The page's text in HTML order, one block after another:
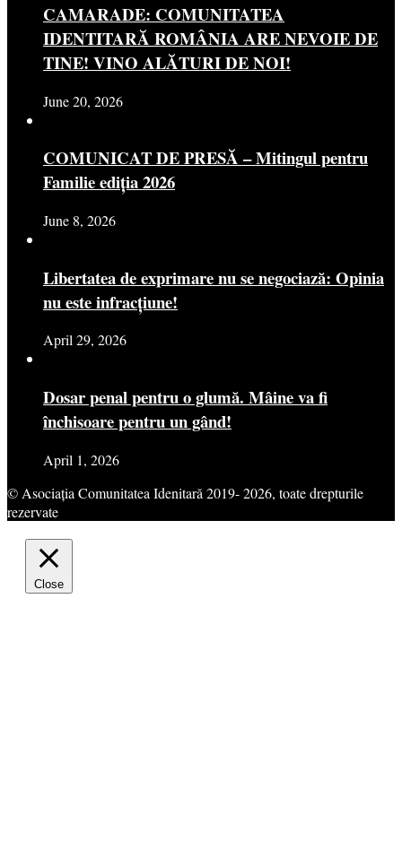
CAMARADE: COMUNITATEA
IDENTITARĂ ROMÂNIA ARE NEVOIE DE
TINE! VINO ALĂTURI DE NOI!
June 20, 2026
COMUNICAT DE PRESĂ – Mitingul pentru
Familie ediția 2026
June 8, 2026
Libertatea de exprimare nu se negociază: Opinia
nu este infracțiune!
April 29, 2026
Dosar penal pentru o glumă. Mâine va fi
închisoare pentru un gând!
April 1, 2026
© Asociația Comunitatea Idenitară 2019- 2026, toate drepturile
rezervate
Close